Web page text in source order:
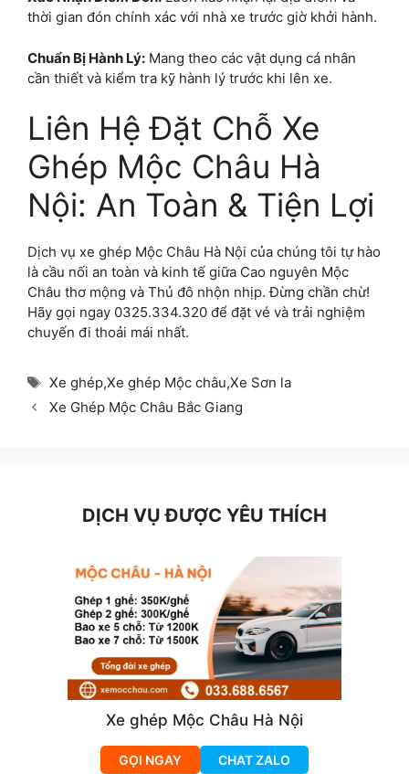
thời gian đón chính xác với nhà xe trước giờ khởi hành.
Chuẩn Bị Hành Lý: Mang theo các vật dụng cá nhân
cần thiết và kiểm tra kỹ hành lý trước khi lên xe.
Liên Hệ Đặt Chỗ Xe
Ghép Mộc Châu Hà
Nội: An Toàn & Tiện Lợi
Dịch vụ xe ghép Mộc Châu Hà Nội của chúng tôi tự hào
là cầu nối an toàn và kinh tế giữa Cao nguyên Mộc
Châu thơ mộng và Thủ đô nhộn nhịp. Đừng chần chừ!
Hãy gọi ngay 0325.334.320 để đặt vé và trải nghiệm
chuyến đi thoải mái nhất.
Thẻ
Xe ghép,Xe ghép Mộc châu,Xe Sơn la
Xe Ghép Mộc Châu Bắc Giang
DỊCH VỤ ĐƯỢC YÊU THÍCH
Xe ghép Mộc Châu Hà Nội
GỌI NGAY CHAT ZALO